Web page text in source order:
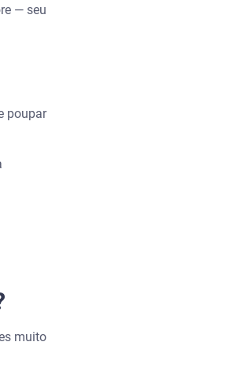
— seu
poupar
muito